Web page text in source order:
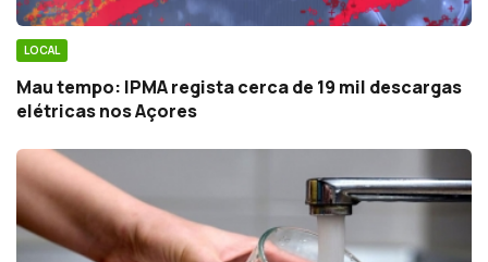
LOCAL
Mau tempo: IPMA regista cerca de 19 mil descargas
elétricas nos Açores